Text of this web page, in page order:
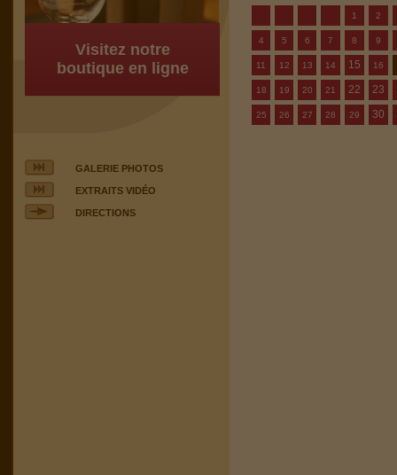
Visitez notre
boutique en ligne
GALERIE PHOTOS
EXTRAITS VIDÉO
DIRECTIONS
1 2
4 5 6 7 8 9
11 12 13 14 15 16
18 19 20 21 22 23
25 26 27 28 29 30